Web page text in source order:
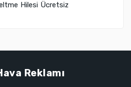
Hilesi Ücretsiz
Reklamı